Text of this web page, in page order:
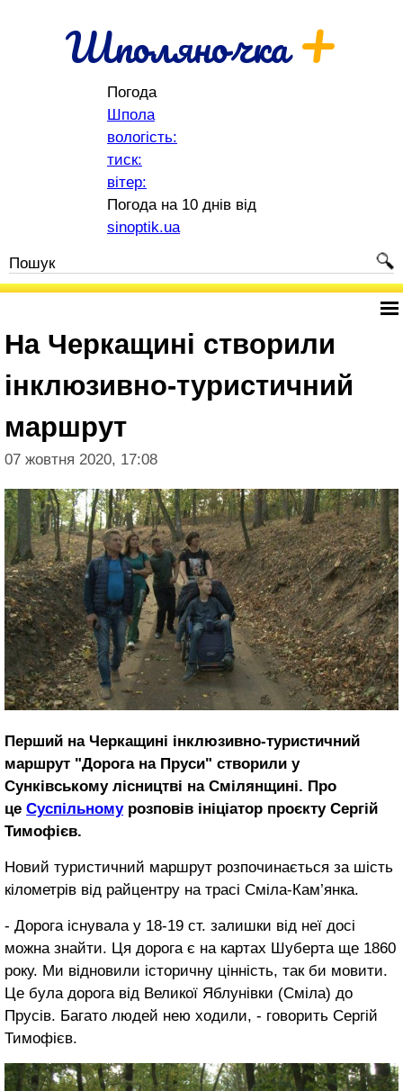
Шполяночка+
Погода
Шпола
вологість:
тиск:
вітер:
Погода на 10 днів від
sinoptik.ua
На Черкащині створили
інклюзивно-туристичний
маршрут
07 жовтня 2020, 17:08
Перший на Черкащині інклюзивно-туристичний
маршрут "Дорога на Пруси" створили у
Сунківському лісництві на Смілянщині. Про
це Суспільномурозповів ініціатор проєкту Сергій
Тимофієв.
Новий туристичний маршрут розпочинається за шість
кілометрів від райцентру на трасі Сміла-Кам’янка.
- Дорога існувала у 18-19 ст. залишки від неї досі
можна знайти. Ця дорога є на картах Шуберта ще 1860
року. Ми відновили історичну цінність, так би мовити.
Це була дорога від Великої Яблунівки (Сміла) до
Прусів. Багато людей нею ходили, - говорить Сергій
Тимофієв.